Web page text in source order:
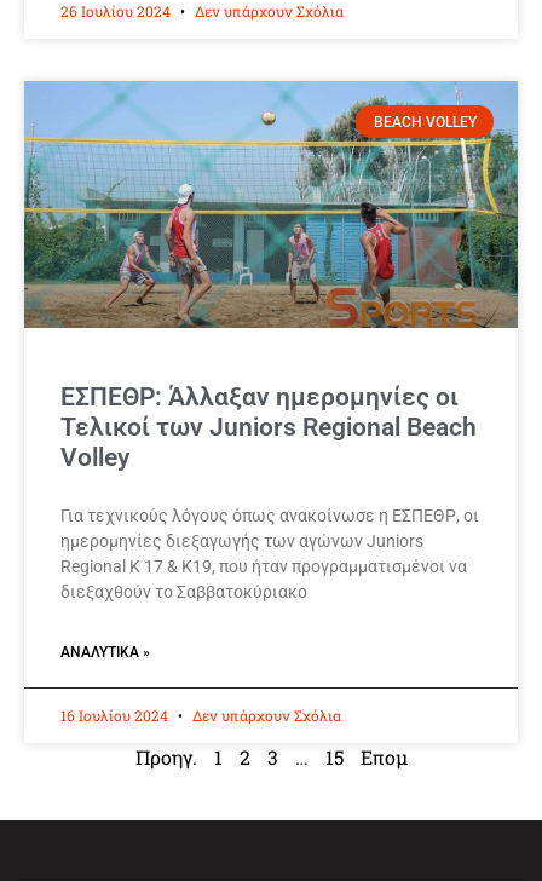
26 Ιουλίου 2024 Δεν υπάρχουν Σχόλια
BEACH VOLLEY
ΕΣΠΕΘΡ: Άλλαξαν ημερομηνίες οι
Τελικοί των Juniors Regional Beach
Volley
Για τεχνικούς λόγους όπως ανακοίνωσε η ΕΣΠΕΘΡ, οι
ημερομηνίες διεξαγωγής των αγώνων Juniors
Regional Κ 17 & Κ19, που ήταν προγραμματισμένοι να
διεξαχθούν το Σαββατοκύριακο
ΑΝΑΛΥΤΙΚΆ »
16 Ιουλίου 2024 Δεν υπάρχουν Σχόλια
Προηγ. 1 2 3 … 15 Επομ